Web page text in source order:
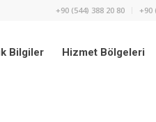
+90 (544) 388 20 80 +90
Bilgiler Hizmet Bölgeleri